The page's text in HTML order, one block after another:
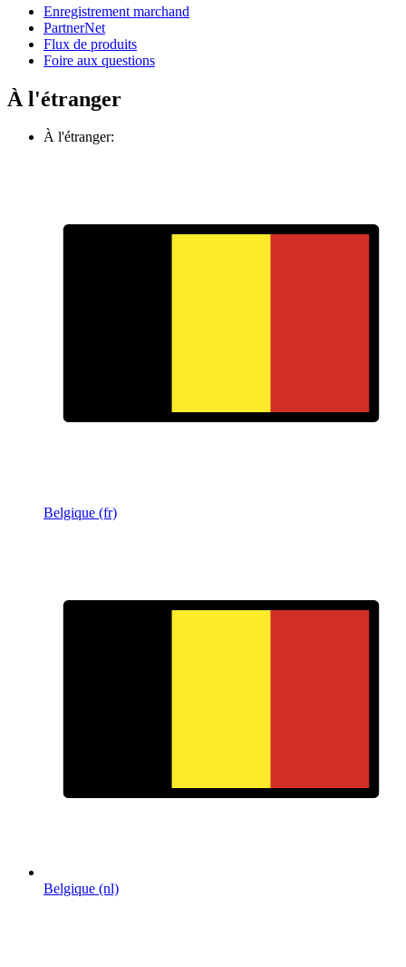
Enregistrement marchand
PartnerNet
Flux de produits
Foire aux questions
À l'étranger
À l'étranger:
Belgique (fr)
Belgique (nl)